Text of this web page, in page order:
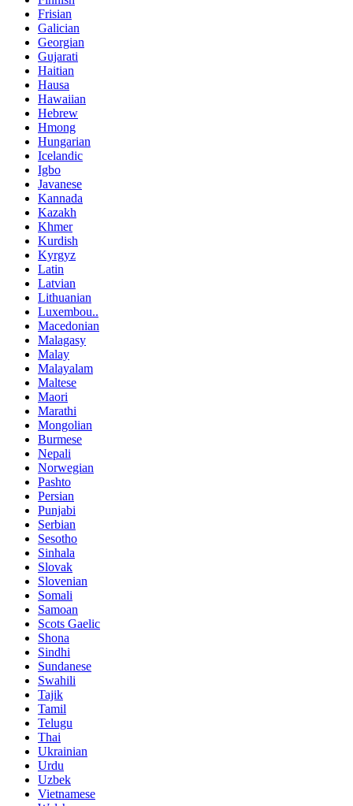
Frisian
Galician
Georgian
Gujarati
Haitian
Hausa
Hawaiian
Hebrew
Hmong
Hungarian
Icelandic
Igbo
Javanese
Kannada
Kazakh
Khmer
Kurdish
Kyrgyz
Latin
Latvian
Lithuanian
Luxembou..
Macedonian
Malagasy
Malay
Malayalam
Maltese
Maori
Marathi
Mongolian
Burmese
Nepali
Norwegian
Pashto
Persian
Punjabi
Serbian
Sesotho
Sinhala
Slovak
Slovenian
Somali
Samoan
Scots Gaelic
Shona
Sindhi
Sundanese
Swahili
Tajik
Tamil
Telugu
Thai
Ukrainian
Urdu
Uzbek
Vietnamese